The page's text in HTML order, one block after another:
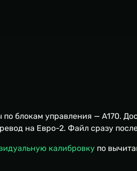
по блокам управления — A170.
на Евро-2. Файл сразу
калибровку по